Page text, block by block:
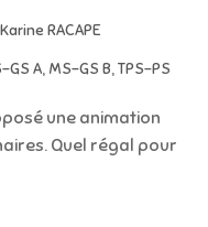
Karine RACAPE
GS A, MS-GS B,TPS-PS
une animation
Quel régal pour